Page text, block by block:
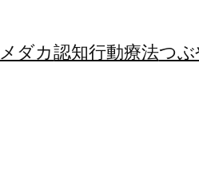
メダカ認知行動療法つ